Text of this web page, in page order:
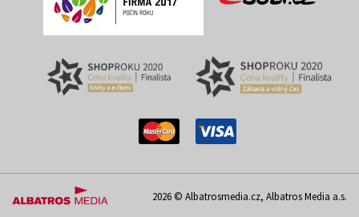
2026 © Albatrosmedia.cz, Albatros Media a.s.